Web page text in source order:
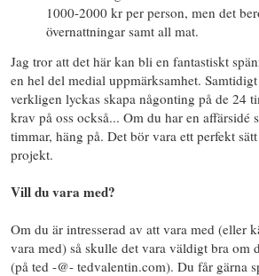
1000-2000 kr per person, men det
övernattningar samt all mat.
Jag tror att det här kan bli en fantastiskt
en hel del medial uppmärksamhet.
verkligen lyckas skapa någonting på de 24
krav på oss också... Om du har en affärsidé
timmar, häng på. Det bör vara ett perfekt
projekt.
Vill du vara med?
Om du är intresserad av att vara med (eller
vara med) så skulle det vara väldigt bra
(på ted -@- tedvalentin.com). Du får gärna